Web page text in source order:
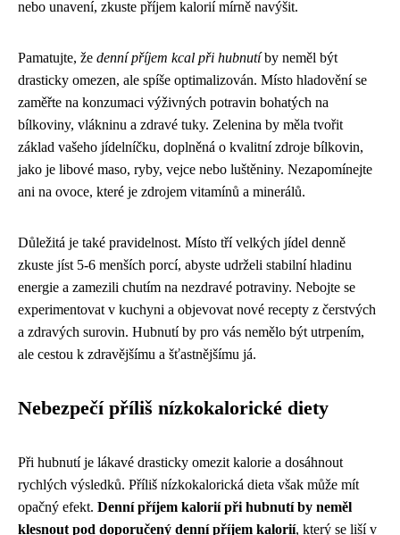
nebo unavení, zkuste příjem kalorií mírně navýšit.
Pamatujte, že denní příjem kcal při hubnutíby neměl být
drasticky omezen, ale spíše optimalizován. Místo hladovění se
zaměřte na konzumaci výživných potravin bohatých na
bílkoviny, vlákninu a zdravé tuky. Zelenina by měla tvořit
základ vašeho jídelníčku, doplněná o kvalitní zdroje bílkovin,
jako je libové maso, ryby, vejce nebo luštěniny. Nezapomínejte
ani na ovoce, které je zdrojem vitamínů a minerálů.
Důležitá je také pravidelnost. Místo tří velkých jídel denně
zkuste jíst 5-6 menších porcí, abyste udrželi stabilní hladinu
energie a zamezili chutím na nezdravé potraviny. Nebojte se
experimentovat v kuchyni a objevovat nové recepty z čerstvých
a zdravých surovin. Hubnutí by pro vás nemělo být utrpením,
ale cestou k zdravějšímu a šťastnějšímu já.
Nebezpečí příliš nízkokalorické diety
Při hubnutí je lákavé drasticky omezit kalorie a dosáhnout
rychlých výsledků. Příliš nízkokalorická dieta však může mít
opačný efekt. Denní příjem kalorií při hubnutí by neměl
klesnout pod doporučený denní příjem kalorií, který se liší v